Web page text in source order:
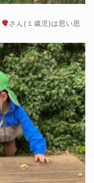
さん(１歳児)は思い思